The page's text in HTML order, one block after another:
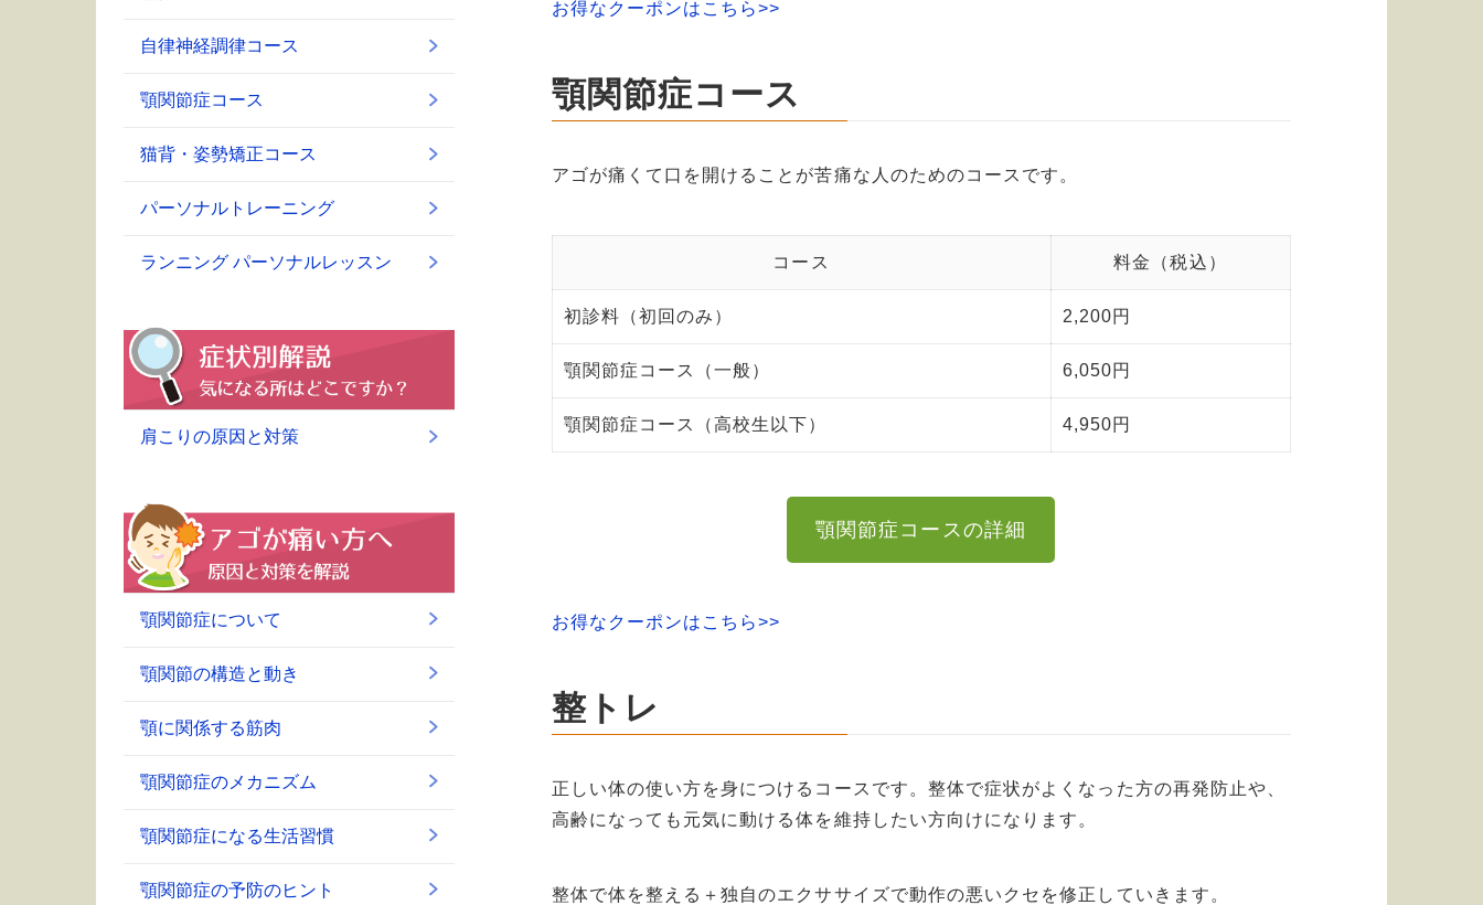
お得なクーポンはこちら>>
顎関節症コース
アゴが痛くて口を開けることが苦痛な人のためのコースです。
コース 料金（税込）
初診料（初回のみ） 2,200円
顎関節症コース（一般） 6,050円
顎関節症コース（高校生以下） 4,950円
顎関節症コースの詳細
お得なクーポンはこちら>>
整トレ
正しい体の使い方を身につけるコースです。整体で症状がよくなった方の再発防止や、
高齢になっても元気に動ける体を維持したい方向けになります。
整体で体を整える＋独自のエクササイズで動作の悪いクセを修正していきます。
自律神経調律コース
顎関節症コース
猫背・姿勢矯正コース
パーソナルトレーニング
ランニング パーソナルレッスン
肩こりの原因と対策
顎関節症について
顎関節の構造と動き
顎に関係する筋肉
顎関節症のメカニズム
顎関節症になる生活習慣
顎関節症の予防のヒント